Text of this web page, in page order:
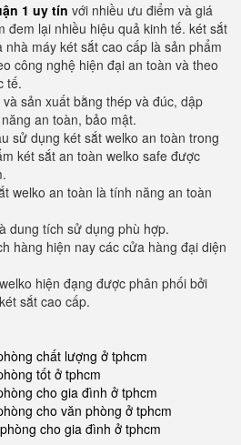
1 uy tín với nhiều ưu điểm và giá
đem lại nhiều hiệu quả kinh tế. két sắt
máy két sắt cao cấp là sản phẩm
công nghệ hiện đại an toàn và theo
tế.
sản xuất bằng thép và đúc, dập
an toàn, bảo mật.
sử dụng két sắt welko an toàn trong
két sắt an toàn welko safe được
welko an toàn là tính năng an toàn
dung tích sử dụng phù hợp.
hàng hiện nay các cửa hàng đại diện
hiện đạng được phân phối bởi
sắt cao cấp.
chất lượng ở tphcm
tốt ở tphcm
cho gia đình ở tphcm
cho văn phòng ở tphcm
cho gia đình ở tphcm